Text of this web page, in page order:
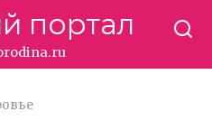
портал